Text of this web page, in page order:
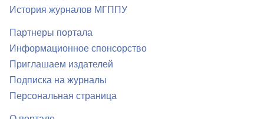
История журналов МГППУ
Партнеры портала
Информационное спонсорство
Приглашаем издателей
Подписка на журналы
Персональная страница